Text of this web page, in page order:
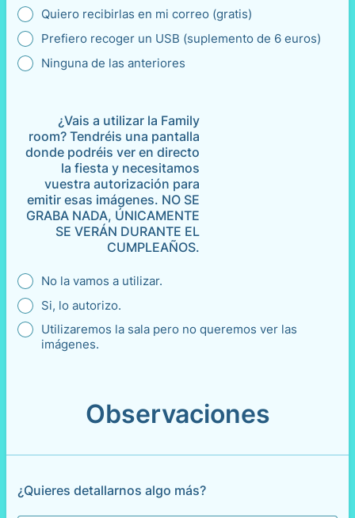
Quiero recibirlas en mi correo (gratis)
Prefiero recoger un USB (suplemento de 6 euros)
Ninguna de las anteriores
¿Vais a utilizar la Family
room? Tendréis una pantalla
donde podréis ver en directo
la fiesta y necesitamos
vuestra autorización para
emitir esas imágenes. NO SE
GRABA NADA, ÚNICAMENTE
SE VERÁN DURANTE EL
CUMPLEAÑOS.
No la vamos a utilizar.
Si, lo autorizo.
Utilizaremos la sala pero no queremos ver las
imágenes.
Observaciones
¿Quieres detallarnos algo más?